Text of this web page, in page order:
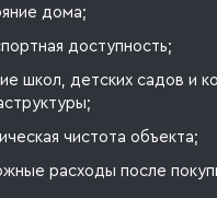
дома;
доступность;
школ, детских садов и
чистота объекта;
расходы после